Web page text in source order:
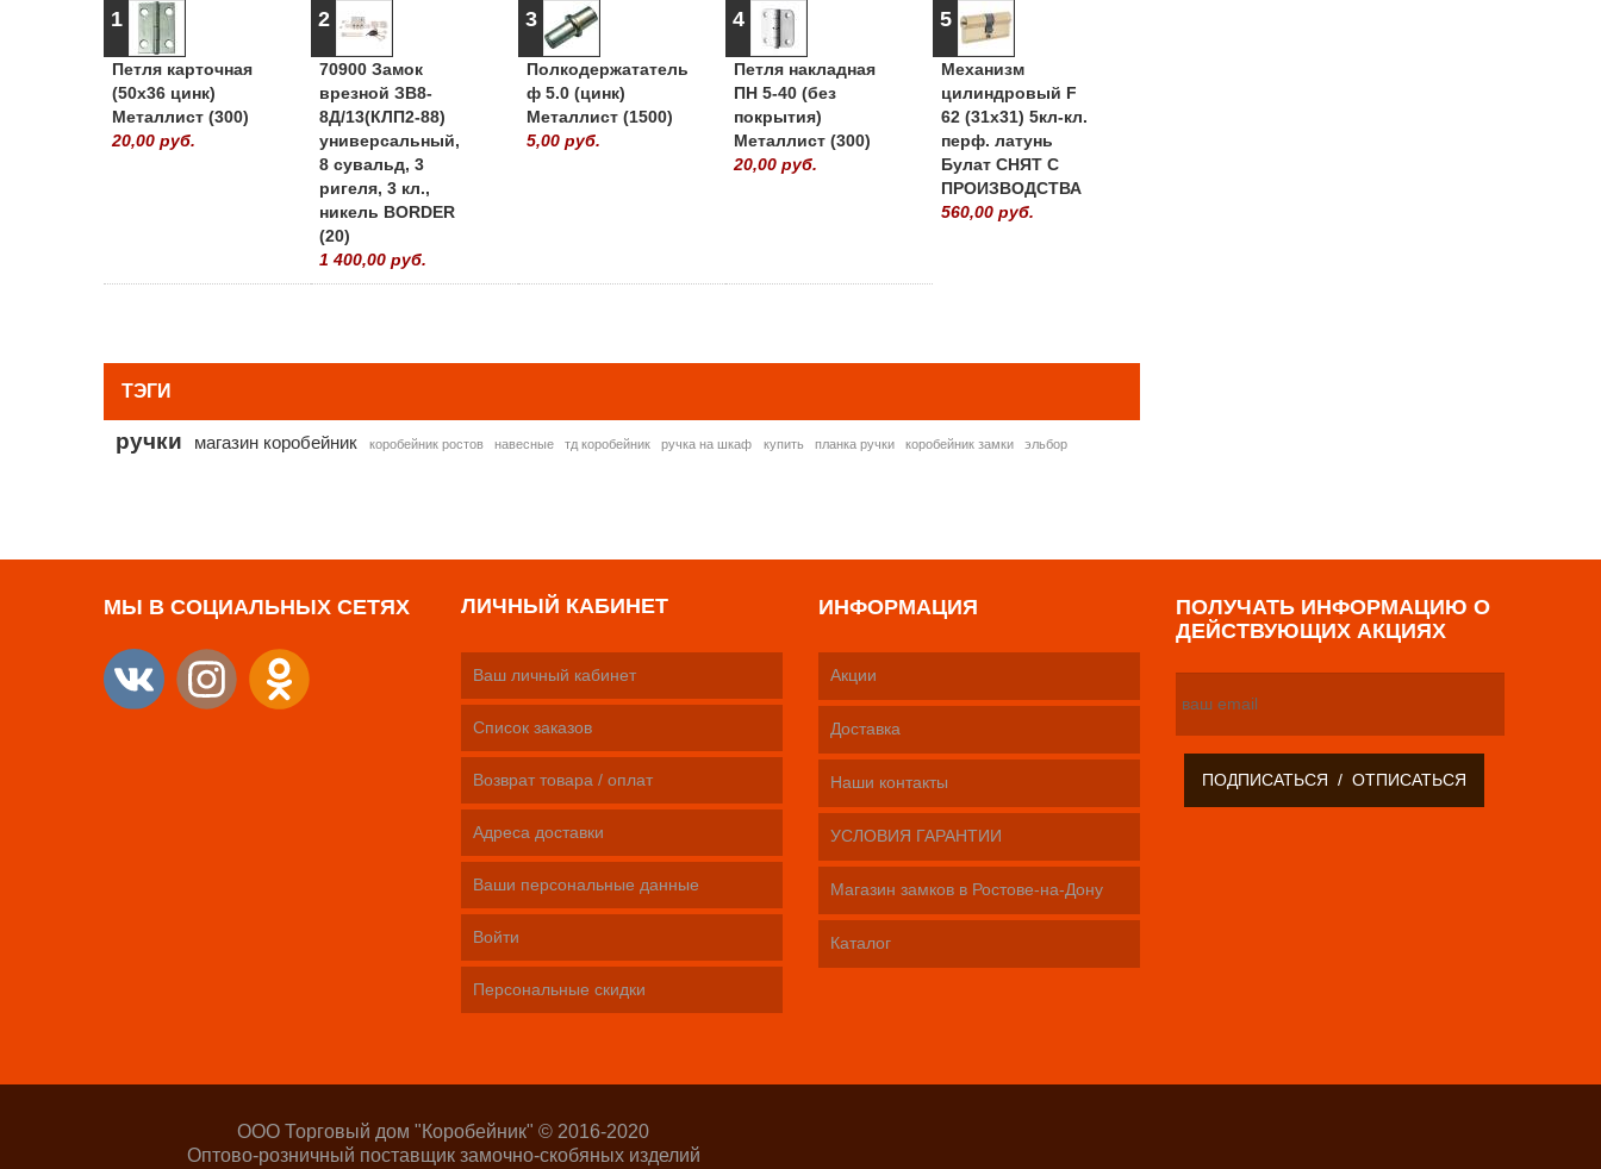
1
Петля карточная
(50х36 цинк)
Металлист (300)
20,00 руб.
2
70900 Замок
врезной ЗВ8-
8Д/13(КЛП2-88)
универсальный,
8 сувальд, 3
ригеля, 3 кл.,
никель BORDER
(20)
1 400,00 руб.
3
Полкодержататель
ф 5.0 (цинк)
Металлист (1500)
5,00 руб.
4
Петля накладная
ПН 5-40 (без
покрытия)
Металлист (300)
20,00 руб.
5
Механизм
цилиндровый F
62 (31х31) 5кл-кл.
перф. латунь
Булат СНЯТ С
ПРОИЗВОДСТВА
560,00 руб.
ТЭГИ
ручки магазин коробейник коробейник ростов навесные тд коробейник ручка на шкаф купить планка ручки коробейник замки эльбор
МЫ В СОЦИАЛЬНЫХ СЕТЯХ ЛИЧНЫЙ КАБИНЕТ
Ваш личный кабинет
Список заказов
Возврат товара / оплат
Адреса доставки
Ваши персональные данные
Войти
Персональные скидки
ИНФОРМАЦИЯ
Акции
Доставка
Наши контакты
УСЛОВИЯ ГАРАНТИИ
Магазин замков в Ростове-на-Дону
Каталог
ПОЛУЧАТЬ ИНФОРМАЦИЮ О
ДЕЙСТВУЮЩИХ АКЦИЯХ
ООО Торговый дом "Коробейник" © 2016-2020
Оптово-розничный поставщик замочно-скобяных изделий